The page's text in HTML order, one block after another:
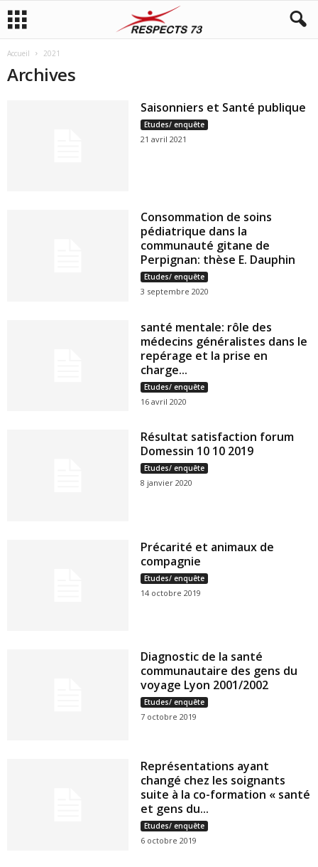
Accueil 2021
Archives
Saisonniers et Santé publique
Etudes/ enquête
21 avril 2021
Consommation de soins
pédiatrique dans la
communauté gitane de
Perpignan: thèse E. Dauphin
Etudes/ enquête
3 septembre 2020
santé mentale: rôle des
médecins généralistes dans le
repérage et la prise en
charge...
Etudes/ enquête
16 avril 2020
Résultat satisfaction forum
Domessin 10 10 2019
Etudes/ enquête
8 janvier 2020
Précarité et animaux de
compagnie
Etudes/ enquête
14 octobre 2019
Diagnostic de la santé
communautaire des gens du
voyage Lyon 2001/2002
Etudes/ enquête
7 octobre 2019
Représentations ayant
changé chez les soignants
suite à la co-formation « santé
et gens du...
Etudes/ enquête
6 octobre 2019